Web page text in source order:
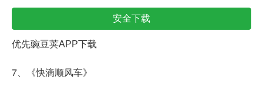
安全下载
优先豌豆荚APP下载
7、《快滴顺风车》